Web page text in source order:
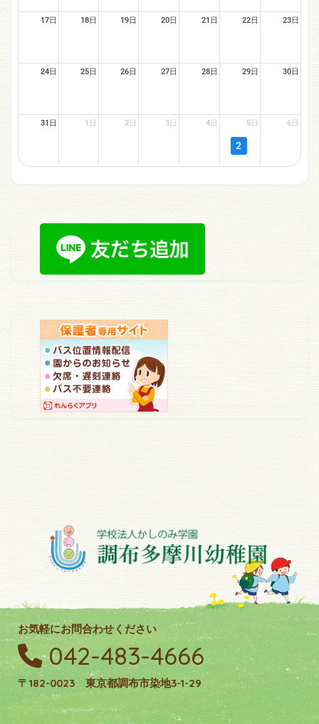
17日 18日 19日 20日 21日 22日 23日
24日 25日 26日 27日 28日 29日 30日
31日 1日 2日 3日 4日 5日
2
6日
お気軽にお問合わせください
042-483-4666
〒182-0023 東京都調布市染地3-1-29